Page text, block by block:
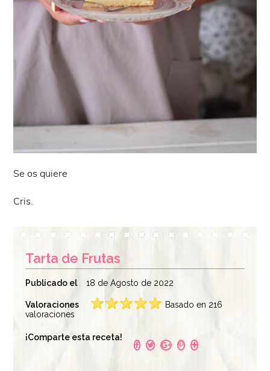
Se os quiere
Cris.
Tarta de Frutas
Publicado el 18 de Agosto de 2022
Valoraciones
Basado en 216
valoraciones
¡Comparte esta receta!